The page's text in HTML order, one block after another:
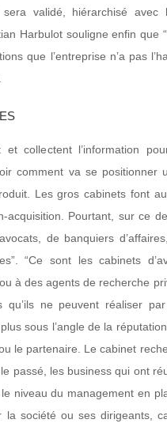
validé, hiérarchisé avec
Harbulot souligne enfin que
que l’entreprise n’a pas
collectent l’information
comment va se positionner
Les gros cabinets font
acquisition. Pourtant, sur ce
de banquiers
“Ce sont les cabinets
à des agents de recherche
qu’ils ne peuvent réaliser
sous l’angle de la
le partenaire. Le cabinet
passé, les business qui ont
niveau du management en
société ou ses dirigeants,